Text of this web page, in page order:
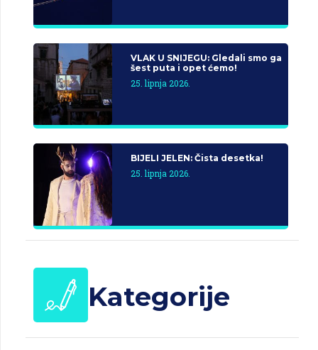
VLAK U SNIJEGU: Gledali smo ga
šest puta i opet ćemo!
25. lipnja 2026.
BIJELI JELEN: Čista desetka!
25. lipnja 2026.
Kategorije